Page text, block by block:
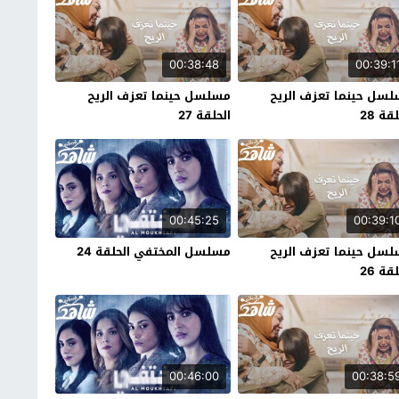
حينما تعزف الريح
28
00:38:48
مسلسل حينما تعزف الريح
الحلقة 27
حينما تعزف الريح
26
00:45:25
مسلسل المختفي الحلقة 24
00:46:00